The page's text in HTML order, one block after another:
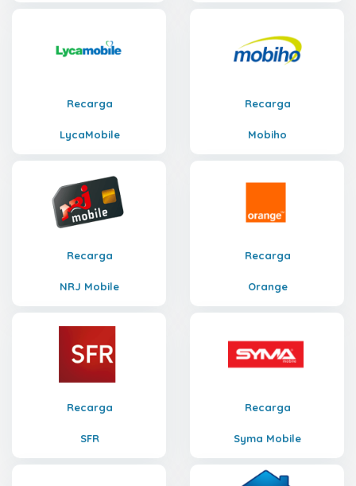
Recarga
LycaMobile
Recarga
Mobiho
Recarga
NRJ Mobile
Recarga
Orange
Recarga
SFR
Recarga
Syma Mobile